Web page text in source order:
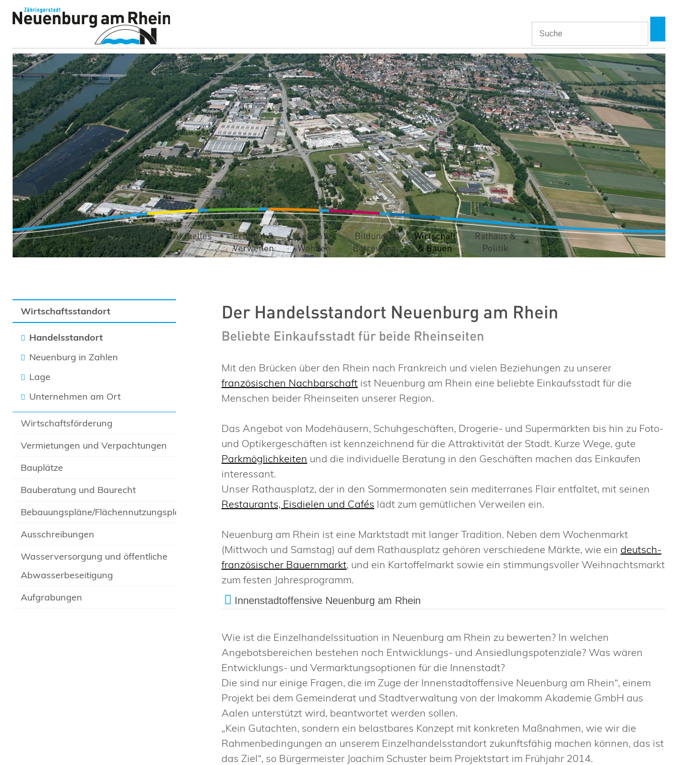
Aktuelles
Erleben &
Verweilen
Leben &
Wohnen
Bildung &
Betreuung
Wirtschaft
& Bauen
Rathaus &
Politik
Wirtschaftsstandort
Handelsstandort
Neuenburg in Zahlen
Lage
Unternehmen am Ort
Wirtschaftsförderung
Vermietungen und Verpachtungen
Bauplätze
Bauberatung und Baurecht
Bebauungspläne/Flächennutzungsplan
Ausschreibungen
Wasserversorgung und öffentliche
Abwasserbeseitigung
Aufgrabungen
Der Handelsstandort Neuenburg am Rhein
Beliebte Einkaufsstadt für beide Rheinseiten
Mit den Brücken über den Rhein nach Frankreich und vielen Beziehungen zu unserer
französischen Nachbarschaft ist Neuenburg am Rhein eine beliebte Einkaufsstadt für die
Menschen beider Rheinseiten unserer Region.
Das Angebot von Modehäusern, Schuhgeschäften, Drogerie- und Supermärkten bis hin zu Foto-
und Optikergeschäften ist kennzeichnend für die Attraktivität der Stadt. Kurze Wege, gute
Parkmöglichkeiten und die individuelle Beratung in den Geschäften machen das Einkaufen
interessant.
Unser Rathausplatz, der in den Sommermonaten sein mediterranes Flair entfaltet, mit seinen
Restaurants, Eisdielen und Cafés lädt zum gemütlichen Verweilen ein.
Neuenburg am Rhein ist eine Marktstadt mit langer Tradition. Neben dem Wochenmarkt
(Mittwoch und Samstag) auf dem Rathausplatz gehören verschiedene Märkte, wie ein deutsch-
französischer Bauernmarkt, und ein Kartoffelmarkt sowie ein stimmungsvoller Weihnachtsmarkt
zum festen Jahresprogramm.
Innenstadtoffensive Neuenburg am Rhein
Wie ist die Einzelhandelssituation in Neuenburg am Rhein zu bewerten? In welchen
Angebotsbereichen bestehen noch Entwicklungs- und Ansiedlungspotenziale? Was wären
Entwicklungs- und Vermarktungsoptionen für die Innenstadt?
Die sind nur einige Fragen, die im Zuge der Innenstadtoffensive Neuenburg am Rhein“, einem
Projekt bei dem Gemeinderat und Stadtverwaltung von der Imakomm Akademie GmbH aus
Aalen unterstützt wird, beantwortet werden sollen.
„Kein Gutachten, sondern ein belastbares Konzept mit konkreten Maßnahmen, wie wir die
Rahmenbedingungen an unserem Einzelhandelsstandort zukunftsfähig machen können, das ist
das Ziel“, so Bürgermeister Joachim Schuster beim Projektstart im Frühjahr 2014.